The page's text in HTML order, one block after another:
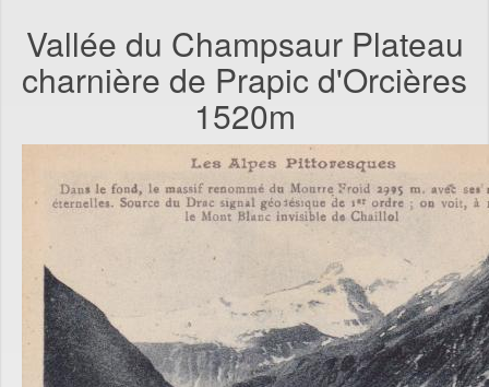
Vallée du Champsaur Plateau
charnière de Prapic d'Orcières
1520m